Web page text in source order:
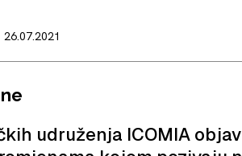
26.07.2021
udruženja ICOMIA